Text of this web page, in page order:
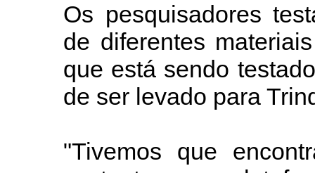
Os pesquisadores
de diferentes
que está sendo
de ser levado para
"Tivemos que